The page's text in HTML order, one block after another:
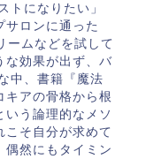
トになりたい」
サロンに通った
ームなどを試して
な効果が出ず、バ
中、書籍『魔法
キアの骨格から根
う論理的なメソ
こそ自分が求めて
偶然にもタイミン